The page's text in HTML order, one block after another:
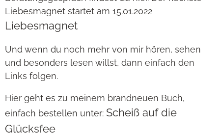
Liebesmagnet startet am 15.01.2022
Liebesmagnet
Und wenn du noch mehr von mir hören, sehen
und besonders lesen willst, dann einfach den
Links folgen.
Hier geht es zu meinem brandneuen Buch,
einfach bestellen unter: Scheiß auf die
Glücksfee